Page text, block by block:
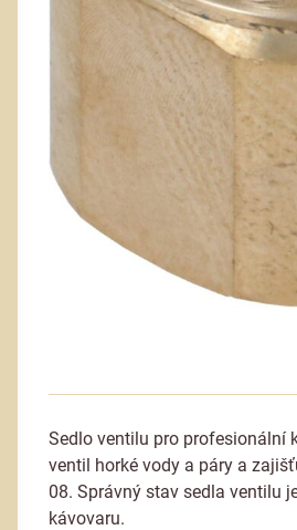
Sedlo ventilu pro profesionální
ventil horké vody a páry a
08. Správný stav sedla ventilu
kávovaru.